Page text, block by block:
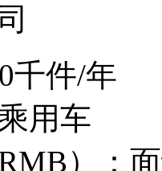
千件/年
用车
）：